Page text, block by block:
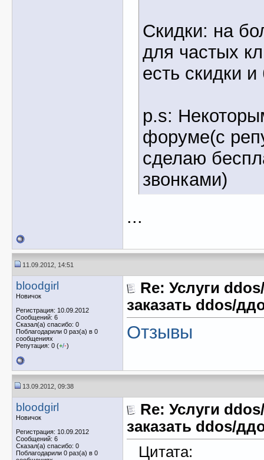
Скидки: на
для частых
есть скидки
p.s:
форуме(с
сделаю
звонками)
...
11.09.2012, 14:51
bloodgirl
Новичок
Регистрация: 10.09.2012
Сообщений: 6
Сказал(а) спасибо: 0
Поблагодарили 0 раз(а) в 0
сообщениях
Репутация: 0 (+/-)
Re: Услуги
заказать ddos/
Отзывы
13.09.2012, 09:38
bloodgirl
Новичок
Регистрация: 10.09.2012
Сообщений: 6
Сказал(а) спасибо: 0
Поблагодарили 0 раз(а) в 0
Re: Услуги
заказать ddos/
Цитата: